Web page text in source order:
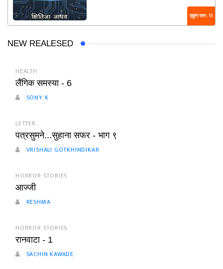
एकूण भाग : 11
NEW REALESED
HEALTH
लैंगिक समस्या - 6
SONY K
LETTER
पत्रसुमने...सुहाना सफर - भाग ९
VRISHALI GOTKHINDIKAR
HORROR STORIES
आज्जी
RESHMA
HORROR STORIES
रानवाटा - 1
SACHIN KAWADE